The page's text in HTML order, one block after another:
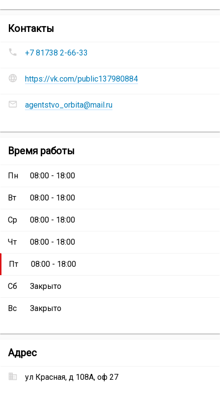
Контакты
недвижимости
Номера
телефонов
недвижимости
+7 81738 2-66-33
Сайт
и
сети
https://vk.com/public137980884
Адреса
электронной
Агентство
«Орбита»:
agentstvo_orbita@mail.ru
Время работы
«Орбита»
Пн 08:00 - 18:00
Вт 08:00 - 18:00
Ср 08:00 - 18:00
Чт 08:00 - 18:00
Пт 08:00 - 18:00
Сб Закрыто
Вс Закрыто
АдресАгентство
«Орбита»
ул Красная, д 108А, оф 27